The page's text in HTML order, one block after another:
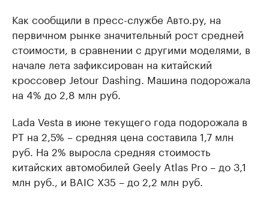
Как сообщили в пресс-службе Авто.ру, на
первичном рынке значительный рост средней
стоимости, в сравнении с другими моделями, в
начале лета зафиксирован на китайский
кроссовер Jetour Dashing. Машина подорожала
на 4% до 2,8 млн руб.
Lada Vesta в июне текущего года подорожала в
РТ на 2,5% – средняя цена составила 1,7 млн
руб. На 2% выросла средняя стоимость
китайских автомобилей Geely Atlas Pro – до 3,1
млн руб., и BAIC X35 – до 2,2 млн руб.